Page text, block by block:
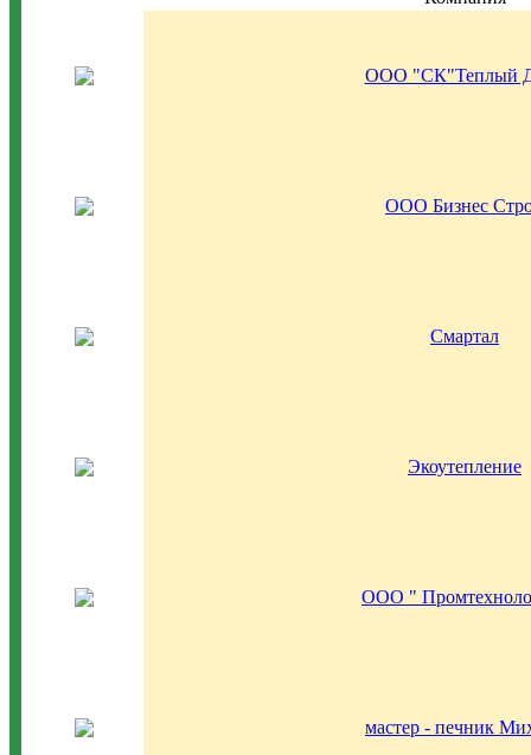
ООО "СК"Теплый
ООО Бизнес
Смартал
Экоутепление
ООО "
мастер - печник